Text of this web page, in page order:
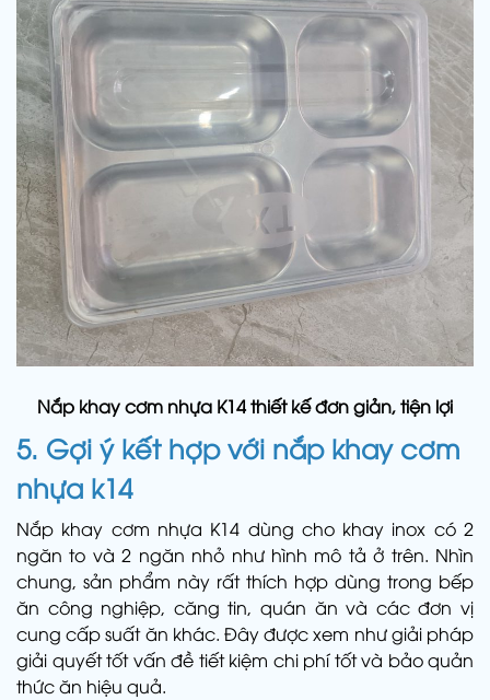
Nắp khay cơm nhựa K14 thiết kế đơn giản, tiện lợi
5. Gợi ý kết hợp với nắp khay cơm
nhựa k14
Nắp khay cơm nhựa K14 dùng cho khay inox có 2
ngăn to và 2 ngăn nhỏ như hình mô tả ở trên. Nhìn
chung, sản phẩm này rất thích hợp dùng trong bếp
ăn công nghiệp, căng tin, quán ăn và các đơn vị
cung cấp suất ăn khác. Đây được xem như giải pháp
giải quyết tốt vấn đề tiết kiệm chi phí tốt và bảo quản
thức ăn hiệu quả.